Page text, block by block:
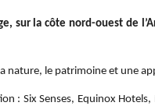
sur la côte nord-ouest de
le patrimoine et une
: Six Senses, Equinox